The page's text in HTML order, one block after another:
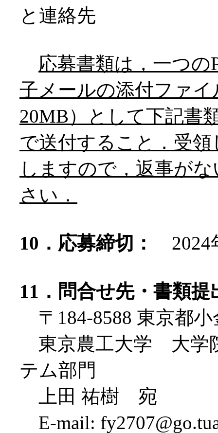
と連絡先
応募書類は，一つ
子メールの添付ファ
20MB）として下記書
で送付すること．受
しますので，返事が
さい．
10．応募締切： 2024
11．問合せ先・書類提
〒184-8588 東京都小
東京農工大学 大学
テム部門
上田 祐樹 宛
E-mail: